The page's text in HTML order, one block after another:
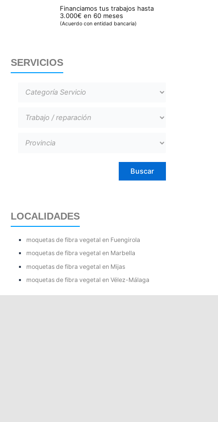
Financiamos tus trabajos hasta
3.000€ en 60 meses
(Acuerdo con entidad bancaria)
SERVICIOS
LOCALIDADES
moquetas de fibra vegetal en Fuengirola
moquetas de fibra vegetal en Marbella
moquetas de fibra vegetal en Mijas
moquetas de fibra vegetal en Vélez-Málaga